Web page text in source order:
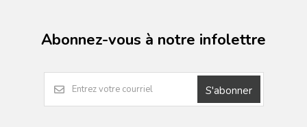
Abonnez-vous à notre infolettre
S'abonner